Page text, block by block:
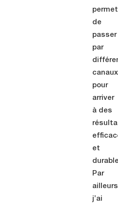
permet
de
passer
par
canaux
pour
arriver
à des
et
Par
j’ai